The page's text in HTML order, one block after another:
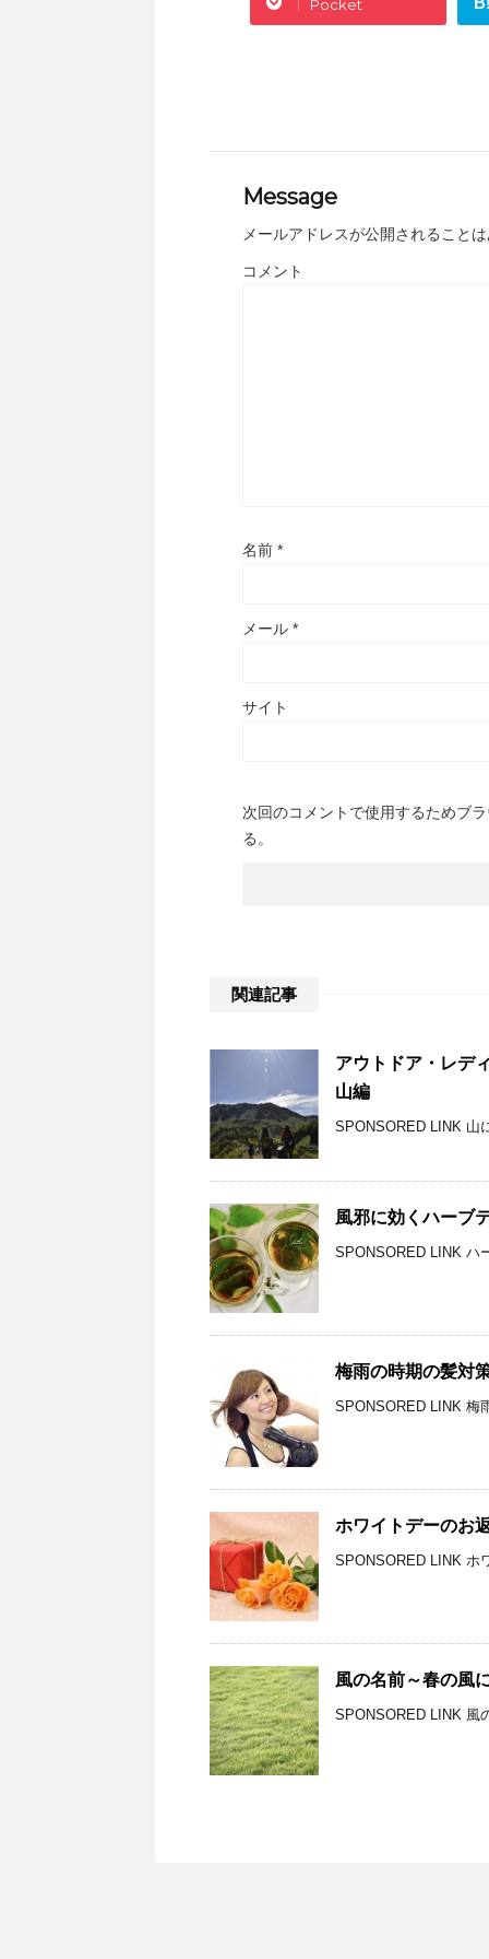
Pocket
Message
メールアドレスが公開されることは
コメント
名前 *
メール *
サイト
次回のコメントで使用するためブ
る。
関連記事
アウトドア・レデ
山編
SPONSORED LINK 山
風邪に効くハーブ
SPONSORED LINK ハ
梅雨の時期の髪対
SPONSORED LINK 梅
ホワイトデーのお
SPONSORED LINK ホ
風の名前～春の風
SPONSORED LINK 風